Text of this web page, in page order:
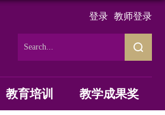
教师登录
登录
教育培训 教学成果奖